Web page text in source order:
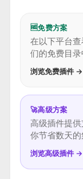
🆓免费方案
在以下平台
们的免费目录
浏览免费插件 →
🚀高级方案
高级插件提
你节省数天的
浏览高级插件 →